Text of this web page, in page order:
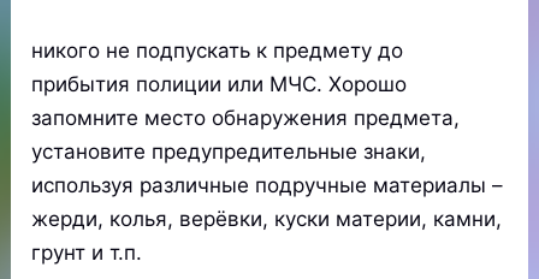
никого не подпускать к предмету до
прибытия полиции или МЧС. Хорошо
запомните место обнаружения предмета,
установите предупредительные знаки,
используя различные подручные материалы –
жерди, колья, верёвки, куски материи, камни,
грунт и т.п.